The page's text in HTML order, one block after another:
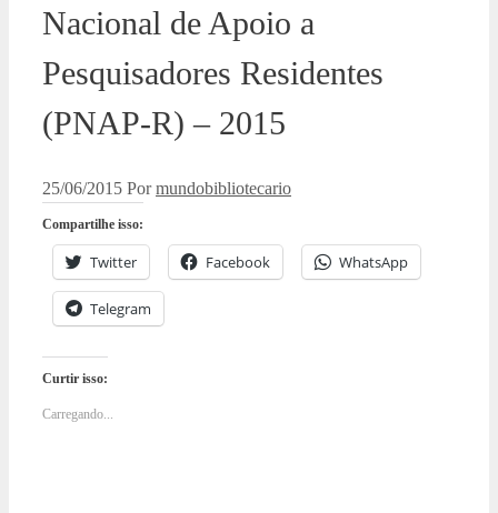
Nacional de Apoio a
Pesquisadores Residentes
(PNAP-R) – 2015
25/06/2015 Pormundobibliotecario
Compartilhe isso:
Twitter Facebook WhatsApp
Telegram
Curtir isso:
Carregando...